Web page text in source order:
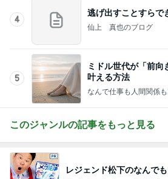
5
ミドル世代が「前向
叶える方法
なんで仕事も人間関係
このジャンルの記事をもっと見る
Amebaトピックス 3時間前
ガラスに口を付けても移ら